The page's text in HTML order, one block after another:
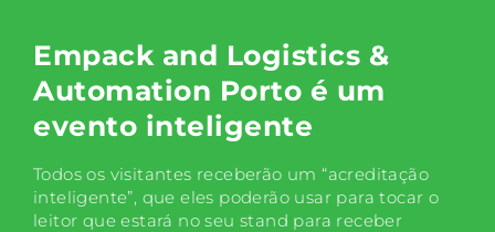
Empack and Logistics &
Automation Porto é um
evento inteligente
Todos os visitantes receberão um “acreditação
inteligente”, que eles poderão usar para tocar o
leitor que estará no seu stand para receber